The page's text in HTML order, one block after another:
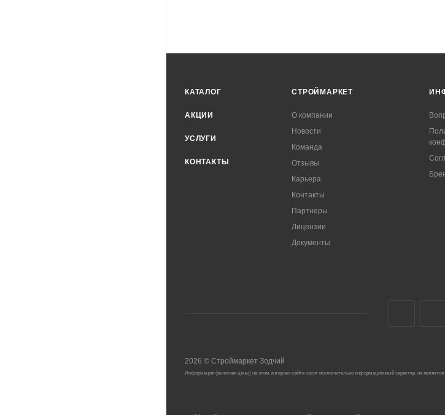
КАТАЛОГ
АКЦИИ
УСЛУГИ
КОНТАКТЫ
СТРОЙМАРКЕТ
О компании
Новости
Команда
Отзывы
Карьера
Контакты
Партнеры
Лицензии
Документы
2026 © Строймаркет Зодчий
Информация (включая цены) на этом интернет-сайте носит исключительно информационный характер, не